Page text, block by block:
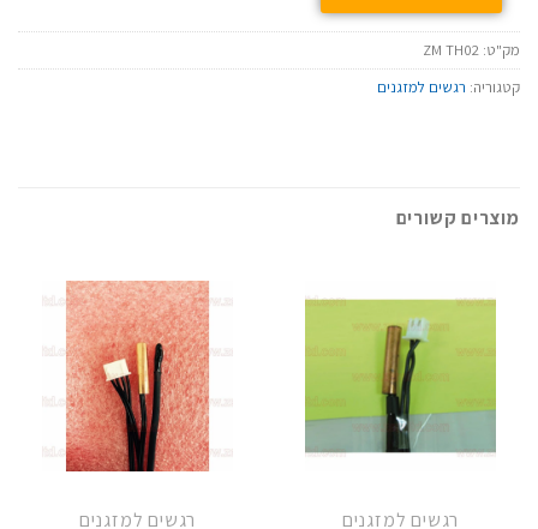
מק"ט: ZM TH02
קטגוריה: רגשים למזגנים
מוצרים קשורים
רגשים למזגנים רגשים למזגנים